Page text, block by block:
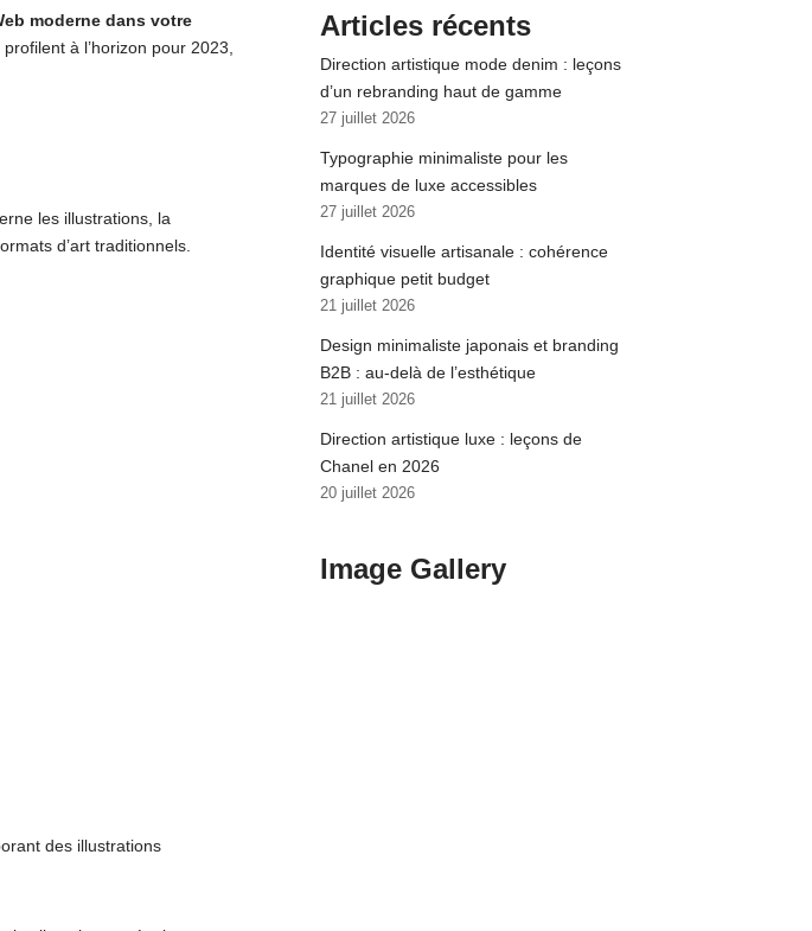
moderne dans votre
à l’horizon pour 2023,
les illustrations, la
d’art traditionnels.
des illustrations
Articles récents
Direction artistique mode denim : leçons
d’un rebranding haut de gamme
27 juillet 2026
Typographie minimaliste pour les
marques de luxe accessibles
27 juillet 2026
Identité visuelle artisanale : cohérence
graphique petit budget
21 juillet 2026
Design minimaliste japonais et branding
B2B : au-delà de l’esthétique
21 juillet 2026
Direction artistique luxe : leçons de
Chanel en 2026
20 juillet 2026
Image Gallery